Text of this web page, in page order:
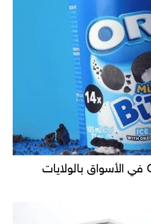
أوريو تُطلق Oreo Bites في الأسواق بالولايات